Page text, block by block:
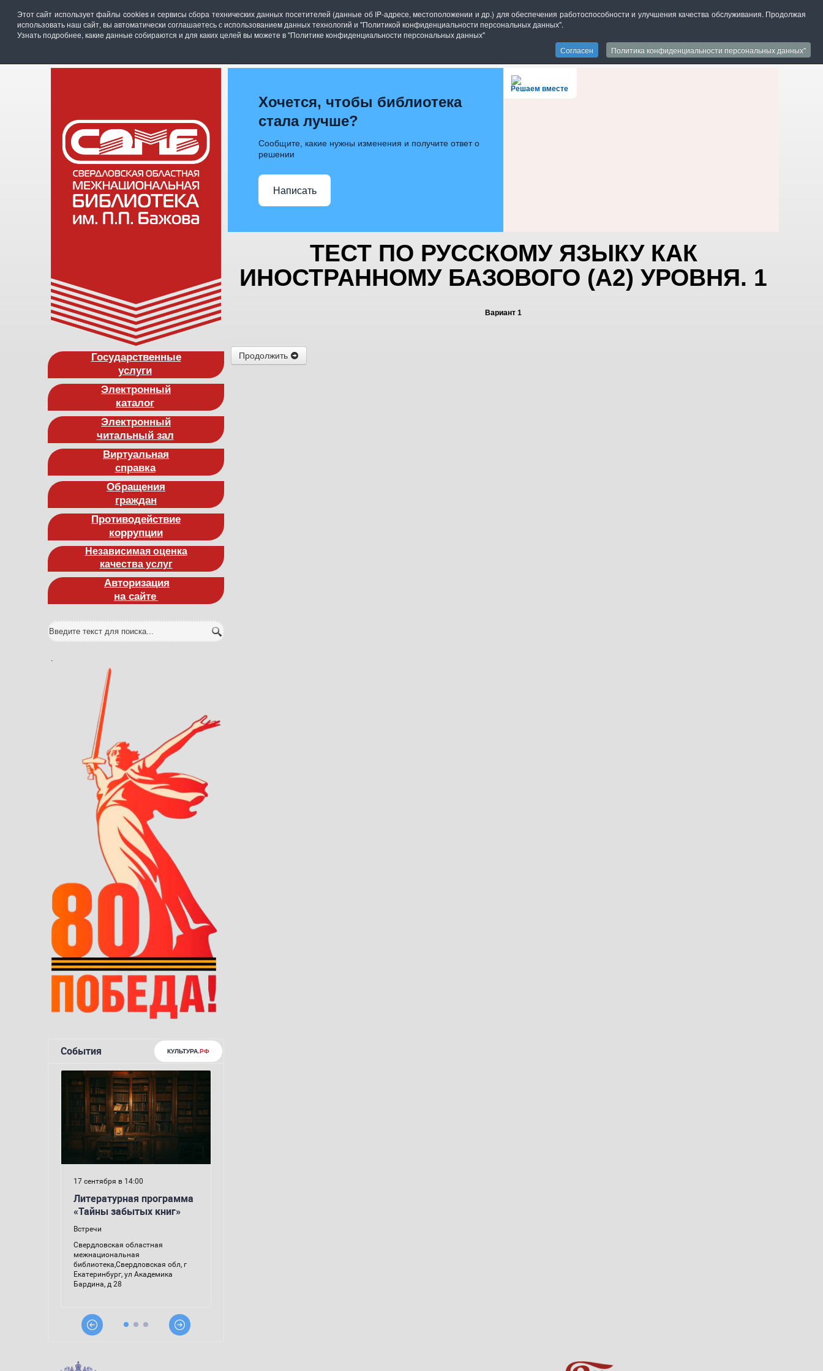
г. Екатеринбург, ул. Академика Бардина, 28
телефон: (343)211-07-00, эл.почта :somb@egov66.ru
БИБЛИОТЕЧНЫЙ МИР ПРОЕКТЫ И КОНКУРСЫ
Государственные
услуги
Электронный
каталог
Электронный
читальный зал
Виртуальная
справка
Обращения
граждан
Противодействие
коррупции
Независимая оценка
качества услуг
Авторизация
на сайте
Решаем вместе
Хочется, чтобы библиотека
стала лучше?
Сообщите, какие нужны изменения и получите ответ о
решении
Написать
ТЕСТ ПО РУССКОМУ ЯЗЫКУ КАК
ИНОСТРАННОМУ БАЗОВОГО (А2) УРОВНЯ. 1
Вариант 1
Продолжить
Этот сайт использует файлы cookies и сервисы сбора технических данных посетителей (данные об IP-адресе, местоположении и др.) для обеспечения работоспособности и улучшения качества обслуживания. Продолжая
использовать наш сайт, вы автоматически соглашаетесь с использованием данных технологий и "Политикой конфиденциальности персональных данных".
Узнать подробнее, какие данные собираются и для каких целей вы можете в "Политике конфиденциальности персональных данных"
Согласен
Политика конфиденциальности персональных данных"